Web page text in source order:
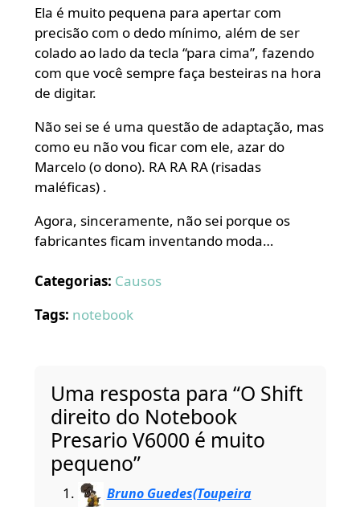
Ela é muito pequena para apertar com
precisão com o dedo mínimo, além de ser
colado ao lado da tecla “para cima”, fazendo
com que você sempre faça besteiras na hora
de digitar.
Não sei se é uma questão de adaptação, mas
como eu não vou ficar com ele, azar do
Marcelo (o dono). RA RA RA (risadas
maléficas) .
Agora, sinceramente, não sei porque os
fabricantes ficam inventando moda…
Categorias: Causos
Tags: notebook
Uma resposta para “O Shift
direito do Notebook
Presario V6000 é muito
pequeno”
Bruno Guedes(Toupeira